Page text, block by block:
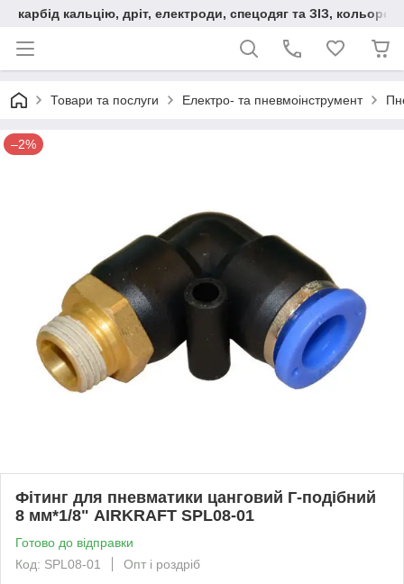
карбід кальцію, дріт, електроди, спецодяг та ЗІЗ,
Товари та послуги Електро- та пневмоінструмент
–2%
Фітинг для пневматики цанговий Г-подібний
8 мм*1/8" AIRKRAFT SPL08-01
Готово до відправки
Код: SPL08-01
Опт і роздріб